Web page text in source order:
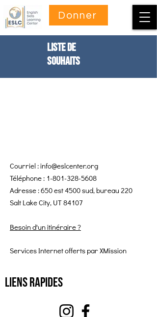
Donner
Liste de
souhaits
Courriel :info@eslcenter.org
Téléphone : 1-801-328-5608
Adresse : 650 est 4500 sud, bureau 220
Salt Lake City, UT 84107
Besoin d'un itinéraire ?
Services Internet offerts par XMission
Liens rapides